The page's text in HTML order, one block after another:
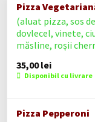
Pizza
(aluat pizza, sos
dovlecel, vinete,
măsline, roșii
35,00lei
Disponibil cu livrare
Pizza Pepperoni